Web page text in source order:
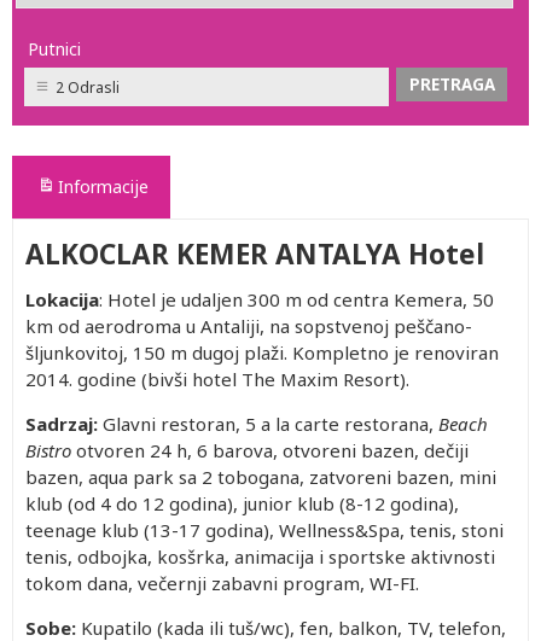
Putnici
2 Odrasli
Informacije
ALKOCLAR KEMER ANTALYA Hotel
Lokacija: Hotel je udaljen 300 m od centra Kemera, 50
km od aerodroma u Antaliji, na sopstvenoj peščano-
šljunkovitoj, 150 m dugoj plaži. Kompletno je renoviran
2014. godine (bivši hotel The Maxim Resort).
Sadrzaj: Glavni restoran, 5 a la carte restorana, Beach
Bistro otvoren 24 h, 6 barova, otvoreni bazen, dečiji
bazen, aqua park sa 2 tobogana, zatvoreni bazen, mini
klub (od 4 do 12 godina), junior klub (8-12 godina),
teenage klub (13-17 godina), Wellness&Spa, tenis, stoni
tenis, odbojka, kosšrka, animacija i sportske aktivnosti
tokom dana, večernji zabavni program, WI-FI.
Sobe: Kupatilo (kada ili tuš/wc), fen, balkon, TV, telefon,